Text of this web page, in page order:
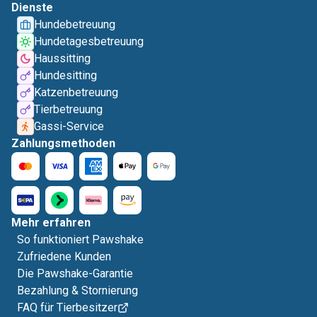
Dienste
Hundebetreuung
Hundetagesbetreuung
Haussitting
Hundesitting
Katzenbetreuung
Tierbetreuung
Gassi-Service
Zahlungsmethoden
Mehr erfahren
So funktioniert Pawshake
Zufriedene Kunden
Die Pawshake-Garantie
Bezahlung & Stornierung
FAQ für Tierbesitzer